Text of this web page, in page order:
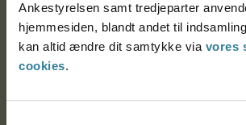
Ankestyrelsen samt tredjeparter
hjemmesiden, blandt andet til
kan altid ændre dit samtykke via vores
cookies.
Ankestyrelsen
Postadresse: